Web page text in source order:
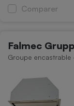
Comparer
Falmec
Groupe encastrable